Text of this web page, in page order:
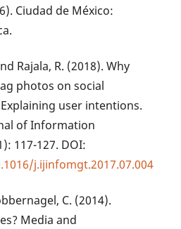
Ciudad de México:
Rajala, R. (2018). Why
photos on social
user intentions.
of Information
117-127. DOI:
j.ijinfomgt.2017.07.004
C. (2014).
Media and